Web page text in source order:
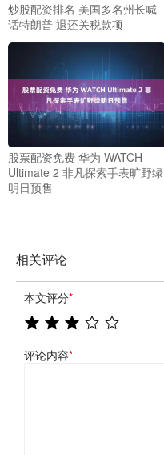
炒股配资排名 美国多名州长喊
话特朗普 退还关税款项
股票配资免费 华为 WATCH
Ultimate 2 非凡探索手表旷野绿
明日预售
相关评论
本文评分*
评论内容*